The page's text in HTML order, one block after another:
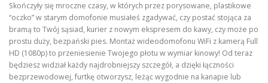
Skończyły się mroczne czasy, w których przez porysowane, plastikowe
“oczko” w starym domofonie musiałeś zgadywać, czy postać stojąca za
bramą to Twój sąsiad, kurier z nowym ekspresem do kawy, czy może po
prostu duży, bezpański pies. Montaż wideodomofonu WiFi z kamerą Full
HD (1080p) to przeniesienie Twojego płotu w wymiar kinowy! Od teraz
będziesz widział każdy najdrobniejszy szczegół, a dzięki łączności
bezprzewodowej, furtkę otworzysz, leżąc wygodnie na kanapie lub